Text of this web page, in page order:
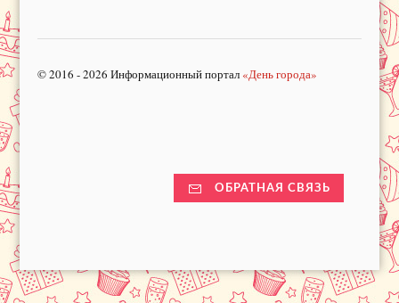
© 2016 - 2026 Информационный портал «День города»
ОБРАТНАЯ СВЯЗЬ